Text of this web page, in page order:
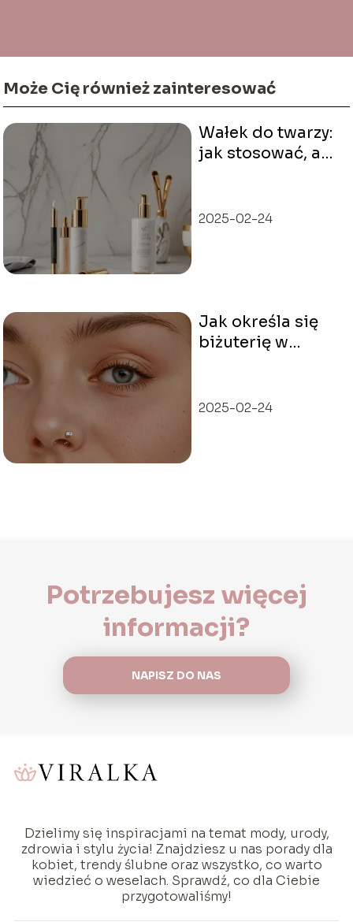
Może Cię również zainteresować
Wałek do twarzy:
jak stosować, aby
2025-02-24
Jak określa się
biżuterię w
typach piercingu
2025-02-24
Potrzebujesz więcej
informacji?
NAPISZ DO NAS
Dzielimy się inspiracjami na temat mody, urody,
zdrowia i stylu życia! Znajdziesz u nas porady dla
kobiet, trendy ślubne oraz wszystko, co warto
wiedzieć o weselach. Sprawdź, co dla Ciebie
przygotowaliśmy!